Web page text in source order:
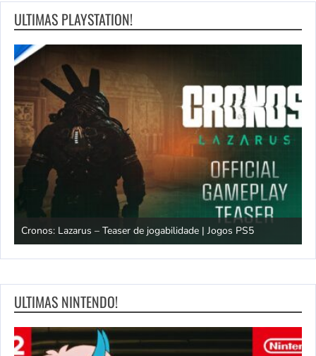
ULTIMAS PLAYSTATION!
Cronos: Lazarus – Teaser de jogabilidade | Jogos PS5
ULTIMAS NINTENDO!